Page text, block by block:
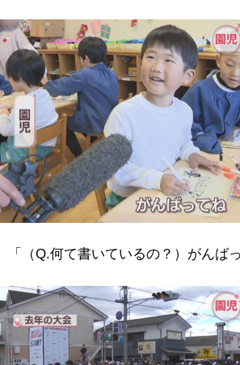
「（Q.何て書いているの？）がんば